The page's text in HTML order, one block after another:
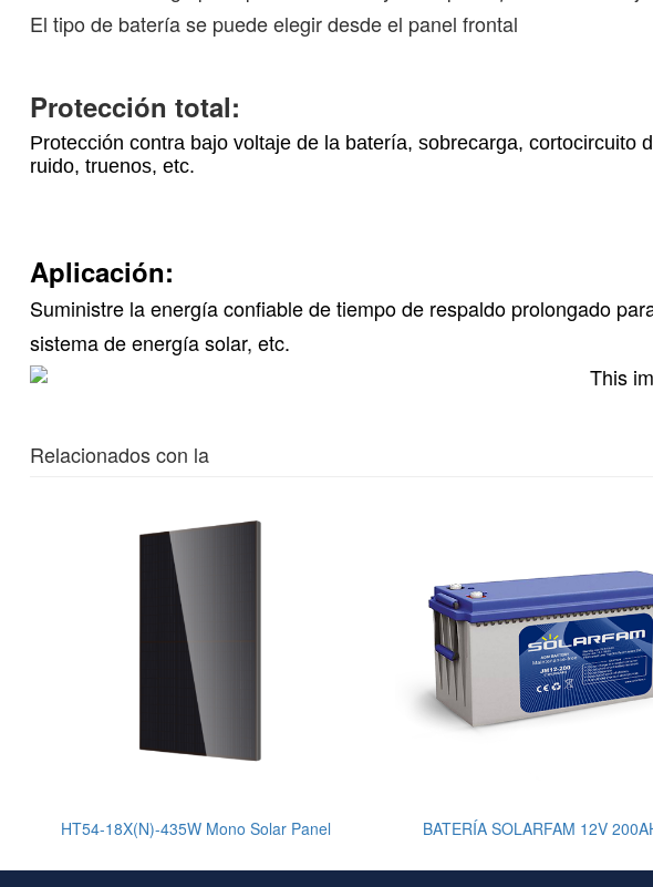
El tipo de batería se puede elegir desde el panel frontal
Protección total:
Protección contra bajo voltaje de la batería, sobrecarga,
ruido, truenos, etc.
Aplicación:
Suministre la energía confiable de tiempo de respaldo prolongado
sistema de energía solar, etc.
Relacionados con la
HT54-18X(N)-435W Mono Solar Panel BATERÍA SOLARFAM 12V